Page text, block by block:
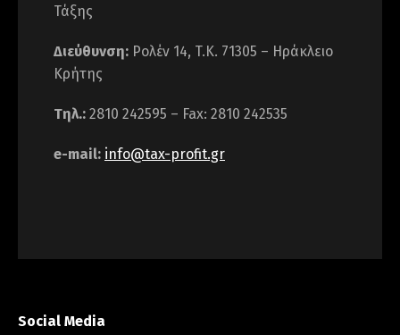
Τάξης
Διεύθυνση: Ρολέν 14, T.K. 71305 – Ηράκλειο
Κρήτης
Τηλ.: 2810 242595 – Fax: 2810 242535
e-mail: info@tax-profit.gr
Social Media